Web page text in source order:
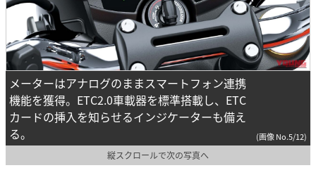
メーターはアナログのままスマートフォン連携
機能を獲得。ETC2.0車載器を標準搭載し、ETC
カードの挿入を知らせるインジケーターも備え
る。
(画像 No.5/12)
縦スクロールで次の写真へ